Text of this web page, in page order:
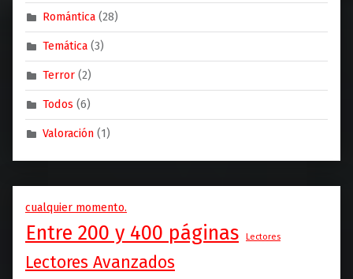
Romántica (28)
Temática (3)
Terror (2)
Todos (6)
Valoración (1)
cualquier momento.
Entre 200 y 400 páginas Lectores
Lectores Avanzados